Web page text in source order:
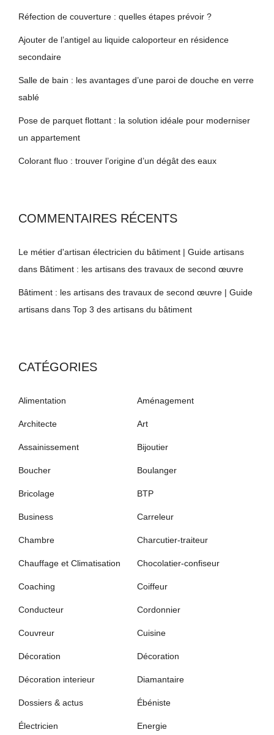
Réfection de couverture : quelles étapes prévoir ?
Ajouter de l’antigel au liquide caloporteur en résidence
secondaire
Salle de bain : les avantages d’une paroi de douche en verre
sablé
Pose de parquet flottant : la solution idéale pour moderniser
un appartement
Colorant fluo : trouver l’origine d’un dégât des eaux
COMMENTAIRES RÉCENTS
Le métier d'artisan électricien du bâtiment | Guide artisans
dans Bâtiment : les artisans des travaux de second œuvre
Bâtiment : les artisans des travaux de second œuvre | Guide
artisans dans Top 3 des artisans du bâtiment
CATÉGORIES
Alimentation Aménagement
Architecte Art
Assainissement Bijoutier
Boucher Boulanger
Bricolage BTP
Business Carreleur
Chambre Charcutier-traiteur
Chauffage et Climatisation Chocolatier-confiseur
Coaching Coiffeur
Conducteur Cordonnier
Couvreur Cuisine
Décoration Décoration
Décoration interieur Diamantaire
Dossiers & actus Ébéniste
Électricien Energie